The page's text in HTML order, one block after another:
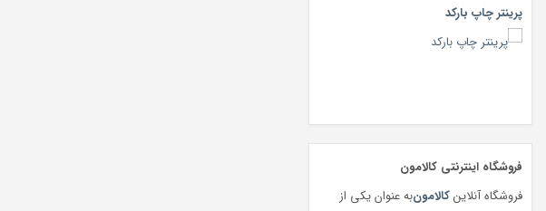
پرینتر چاپ بارکد
فروشگاه اینترنتی کالامون
فروشگاه آنلاینکالامونبه عنوان یکی از